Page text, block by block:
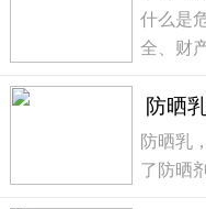
有关问
定，海
什么是
全、财
料可以
学品，
品。根
防晒
防晒乳
了防晒